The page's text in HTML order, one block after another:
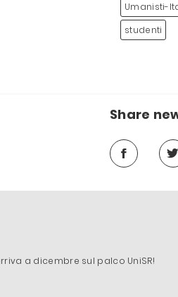
Umanisti-
studenti
Share
a dicembre sul palco UniSR!